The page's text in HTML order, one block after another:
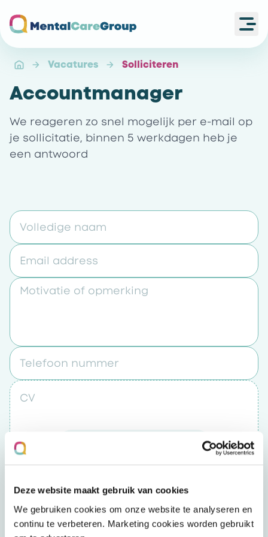
Deze website maakt gebruik van cookies
We gebruiken cookies om onze website te analyseren en
continu te verbeteren. Marketing cookies worden gebruikt
Vacatures Solliciteren
Accountmanager
We reageren zo snel mogelijk per e-mail op
je sollicitatie, binnen 5 werkdagen heb je
een antwoord
Volledige naam
Email address
Motivatie of opmerking
Telefoon nummer
CV
Door op “verzenden” te klikken accepteert u
privacybeleid
Verzenden